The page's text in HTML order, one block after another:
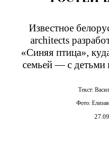
Известное
architects
«Синяя птица»,
семьей — с детьми
Текст:
Фото: